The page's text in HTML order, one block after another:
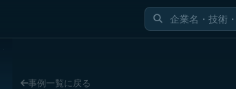
事例一覧に戻る